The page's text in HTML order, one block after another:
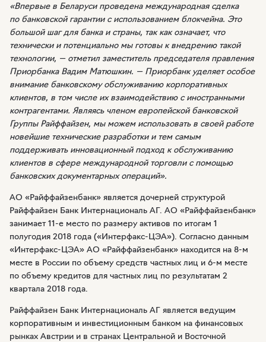
«Впервые в Беларуси проведена международная сделка
по банковской гарантии с использованием блокчейна. Это
большой шаг для банка и страны, так как означает, что
технически и потенциально мы готовы к внедрению такой
технологии, — отметил заместитель председателя правления
Приорбанка Вадим Матюшкин. — Приорбанк уделяет особое
внимание банковскому обслуживанию корпоративных
клиентов, в том числе их взаимодействию с иностранными
контрагентами. Являясь членом европейской банковской
Группы Райффайзен, мы можем использовать в своей работе
новейшие технические разработки и тем самым
поддерживать инновационный подход к обслуживанию
клиентов в сфере международной торговли с помощью
банковских документарных операций».
АО «Райффайзенбанк» является дочерней структурой
Райффайзен Банк Интернациональ АГ. АО «Райффайзенбанк»
занимает11-е место по размеру активов по итогам 1
полугодия 2018 года («Интерфакс-ЦЭА»). Согласно данным
«Интерфакс-ЦЭА» АО «Райффайзенбанк» находится на 8-м
месте в России по объему средств частных лиц и 6-м месте
по объему кредитов для частных лиц по результатам 2
квартала 2018 года.
Райффайзен Банк Интернациональ АГ является ведущим
корпоративным и инвестиционным банком на финансовых
рынках Австрии и в странах Центральной и Восточной